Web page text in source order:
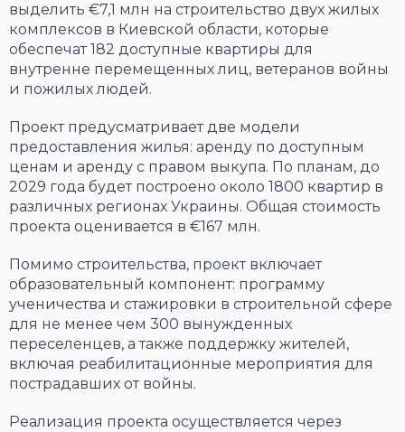
выделить €7,1 млн на строительство двух жилых
комплексов в Киевской области, которые
обеспечат 182 доступные квартиры для
внутренне перемещенных лиц, ветеранов войны
и пожилых людей.
Проект предусматривает две модели
предоставления жилья: аренду по доступным
ценам и аренду с правом выкупа. По планам, до
2029 года будет построено около 1800 квартир в
различных регионах Украины. Общая стоимость
проекта оценивается в €167 млн.
Помимо строительства, проект включает
образовательный компонент: программу
ученичества и стажировки в строительной сфере
для не менее чем 300 вынужденных
переселенцев, а также поддержку жителей,
включая реабилитационные мероприятия для
пострадавших от войны.
Реализация проекта осуществляется через